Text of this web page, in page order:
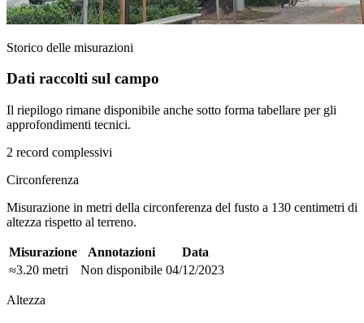
Storico delle misurazioni
Dati raccolti sul campo
Il riepilogo rimane disponibile anche sotto forma tabellare per gli
approfondimenti tecnici.
2 record complessivi
Circonferenza
Misurazione in metri della circonferenza del fusto a 130 centimetri di
altezza rispetto al terreno.
Misurazione Annotazioni
Data
≈3.20 metri
Non disponibile 04/12/2023
Altezza